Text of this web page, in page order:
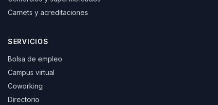
Carnets y acreditaciones
SERVICIOS
Bolsa de empleo
Campus virtual
Coworking
Directorio